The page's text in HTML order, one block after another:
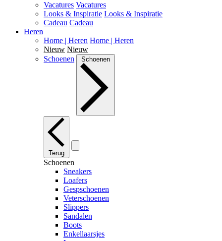
Vacatures Vacatures
Looks & Inspiratie Looks & Inspiratie
Cadeau Cadeau
Heren
Home | Heren Home | Heren
Nieuw Nieuw
Schoenen
Schoenen
Terug
Schoenen
Sneakers
Loafers
Gespschoenen
Veterschoenen
Slippers
Sandalen
Boots
Enkellaarsjes